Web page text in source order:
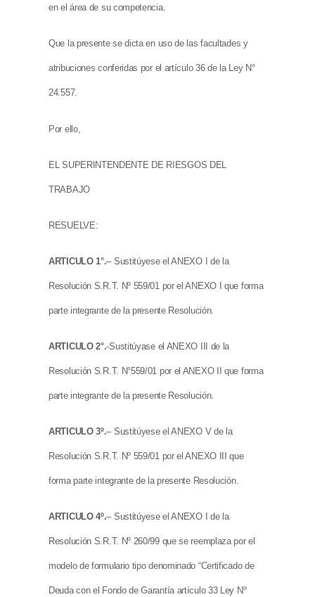
en el área de su competencia.
Que la presente se dicta en uso de las facultades y
atribuciones conferidas por el artículo 36 de la Ley N°
24.557.
Por ello,
EL SUPERINTENDENTE DE RIESGOS DEL
TRABAJO
RESUELVE:
ARTICULO 1°.– Sustitúyese el ANEXO I de la
Resolución S.R.T. Nº 559/01 por el ANEXO I que forma
parte integrante de la presente Resolución.
ARTICULO 2°.-Sustitúyase el ANEXO III de la
Resolución S.R.T. N°559/01 por el ANEXO II que forma
parte integrante de la presente Resolución.
ARTICULO 3º.– Sustitúyese el ANEXO V de la
Resolución S.R.T. Nº 559/01 por el ANEXO III que
forma parte integrante de la presente Resolución.
ARTICULO 4º.– Sustitúyese el ANEXO I de la
Resolución S.R.T. Nº 260/99 que se reemplaza por el
modelo de formulario tipo denominado “Certificado de
Deuda con el Fondo de Garantía artículo 33 Ley Nº